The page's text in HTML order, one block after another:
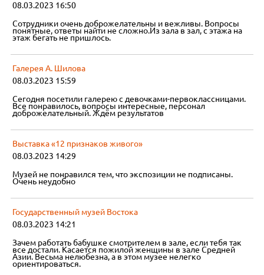
08.03.2023 16:50
Сотрудники очень доброжелательны и вежливы. Вопросы
понятные, ответы найти не сложно.Из зала в зал, с этажа на
этаж бегать не пришлось.
Галерея А. Шилова
08.03.2023 15:59
Сегодня посетили галерею с девочками-первоклассницами.
Все понравилось, вопросы интересные, персонал
доброжелательный. Ждём результатов
Выставка «12 признаков живого»
08.03.2023 14:29
Музей не понравился тем, что экспозиции не подписаны.
Очень неудобно
Государственный музей Востока
08.03.2023 14:21
Зачем работать бабушке смотрителем в зале, если тебя так
все достали. Касается пожилой женщины в зале Средней
Азии. Весьма нелюбезна, а в этом музее нелегко
ориентироваться.